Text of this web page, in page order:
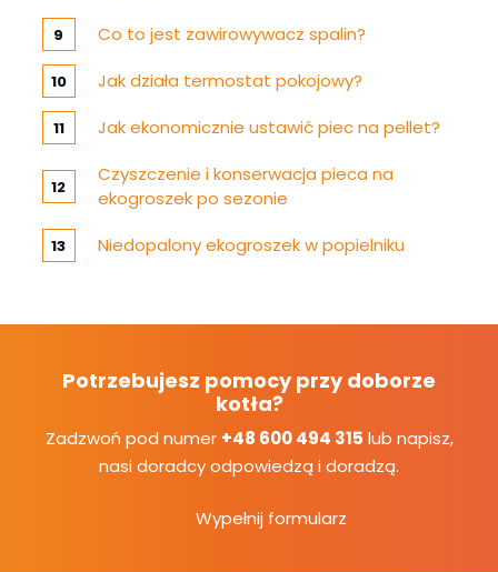
Co to jest zawirowywacz spalin?
Jak działa termostat pokojowy?
Jak ekonomicznie ustawić piec na pellet?
Czyszczenie i konserwacja pieca na
ekogroszek po sezonie
Niedopalony ekogroszek w popielniku
Potrzebujesz pomocy przy doborze
kotła?
Zadzwoń pod numer +48 600 494 315 lub napisz,
nasi doradcy odpowiedzą i doradzą.
Wypełnij formularz